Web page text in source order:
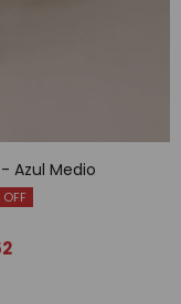
- Azul Medio